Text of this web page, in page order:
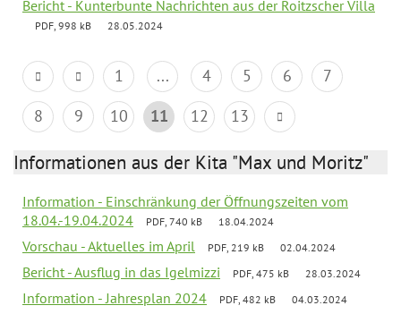
Bericht - Kunterbunte Nachrichten aus der Roitzscher Villa
PDF, 998 kB 28.05.2024
1 ... 4 5 6
7
8
9 10 11 12 13
Informationen aus der Kita "Max und Moritz"
Information - Einschränkung der Öffnungszeiten vom
18.04.-19.04.2024
PDF, 740 kB 18.04.2024
Vorschau - Aktuelles im April PDF, 219 kB 02.04.2024
Bericht - Ausflug in das Igelmizzi PDF, 475 kB 28.03.2024
Information - Jahresplan 2024 PDF, 482 kB 04.03.2024